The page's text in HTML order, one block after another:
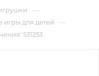
—
игры для детей —
531253